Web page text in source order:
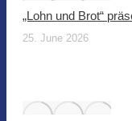
„Lohn und Brot“
25. June 2026